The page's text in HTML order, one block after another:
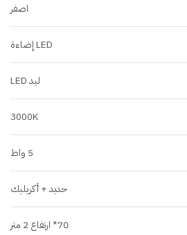
اصفر
LED إضاءة
ليد LED
3000K
5 واط
حديد + أكريليك
70* ارتفاع 2 متر